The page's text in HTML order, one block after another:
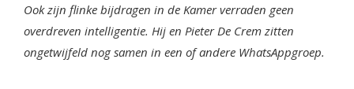
Ook zijn flinke bijdragen in de Kamer verraden geen
overdreven intelligentie. Hij en Pieter De Crem zitten
ongetwijfeld nog samen in een of andere WhatsAppgroep.